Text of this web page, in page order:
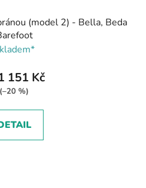
(model 2) - Bella, Beda
151 Kč
(–20 %)